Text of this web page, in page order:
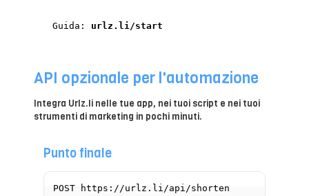
Guida: urlz.li/start
API opzionale per l'automazione
Integra Urlz.li nelle tue app, nei tuoi script e nei tuoi
strumenti di marketing in pochi minuti.
Punto finale
POST https://urlz.li/api/shorten